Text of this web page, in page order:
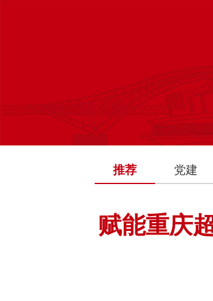
推荐 党建
赋能重庆